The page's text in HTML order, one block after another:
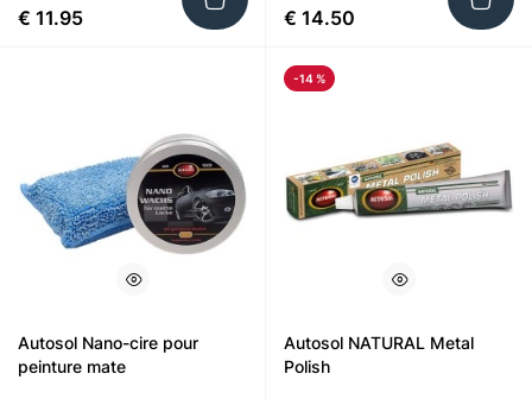
€ 11.95 € 14.50
Autosol Nano-cire pour
peinture mate
-14 %
Autosol NATURAL Metal
Polish